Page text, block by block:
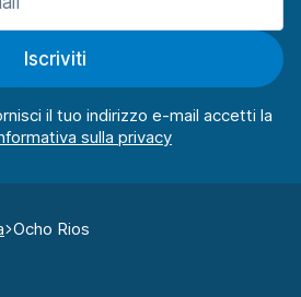
Iscriviti
il tuo indirizzo e-mail accetti la
Ocho Rios